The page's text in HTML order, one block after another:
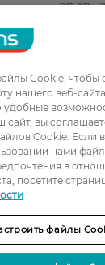
27 07 -
155,99
-30%
Cookie, чтобы
нашего веб-
удобные
сайт, вы
Cookie. Если
нами
в
посетите
файлы